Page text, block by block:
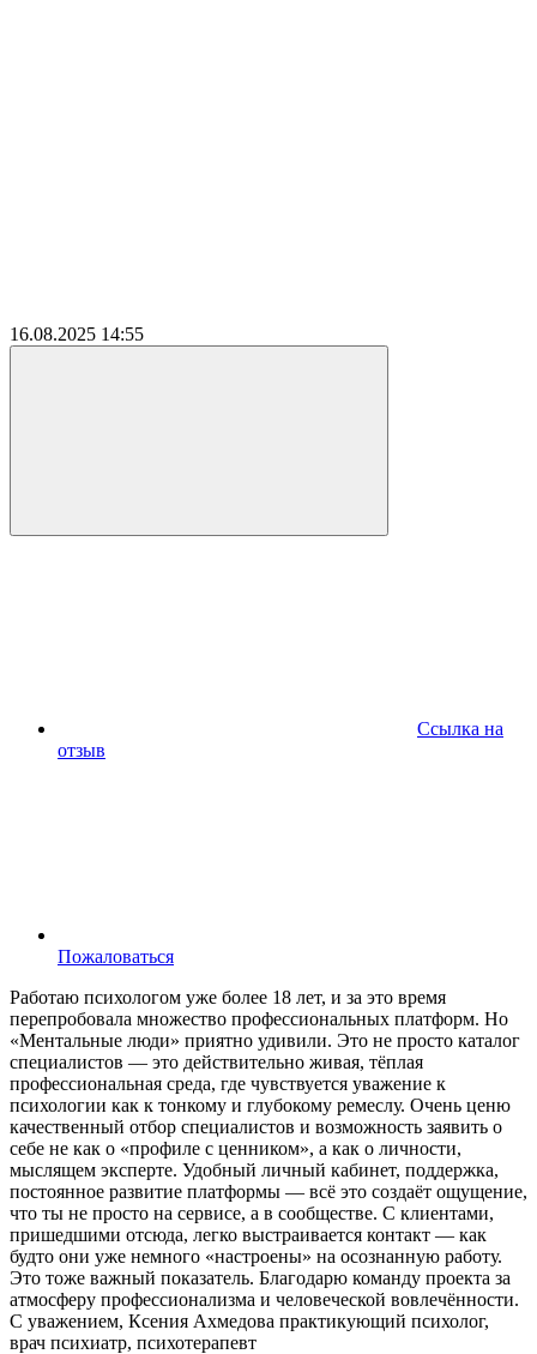
16.08.2025 14:55
Ссылка на
отзыв
Пожаловаться
Работаю психологом уже более 18 лет, и за это время
перепробовала множество профессиональных платформ. Но
«Ментальные люди» приятно удивили. Это не просто каталог
специалистов — это действительно живая, тёплая
профессиональная среда, где чувствуется уважение к
психологии как к тонкому и глубокому ремеслу. Очень ценю
качественный отбор специалистов и возможность заявить о
себе не как о «профиле с ценником», а как о личности,
мыслящем эксперте. Удобный личный кабинет, поддержка,
постоянное развитие платформы — всё это создаёт ощущение,
что ты не просто на сервисе, а в сообществе. С клиентами,
пришедшими отсюда, легко выстраивается контакт — как
будто они уже немного «настроены» на осознанную работу.
Это тоже важный показатель. Благодарю команду проекта за
атмосферу профессионализма и человеческой вовлечённости.
С уважением, Ксения Ахмедова практикующий психолог,
врач психиатр, психотерапевт